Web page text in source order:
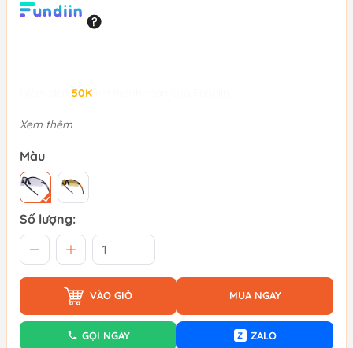
50K
Xem thêm
Màu
Số lượng:
VÀO GIỎ MUA NGAY
GỌI NGAY Z ZALO